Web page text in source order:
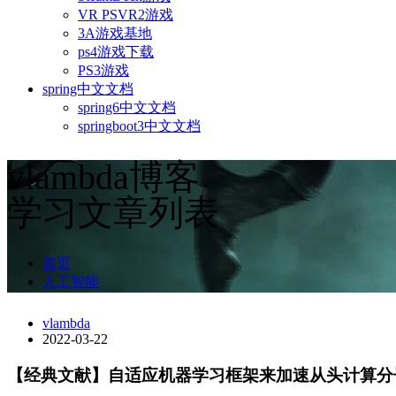
VR PSVR2游戏
3A游戏基地
ps4游戏下载
PS3游戏
spring中文文档
spring6中文文档
springboot3中文文档
vlambda博客
学习文章列表
首页
人工智能
vlambda
2022-03-22
【经典文献】自适应机器学习框架来加速从头计算